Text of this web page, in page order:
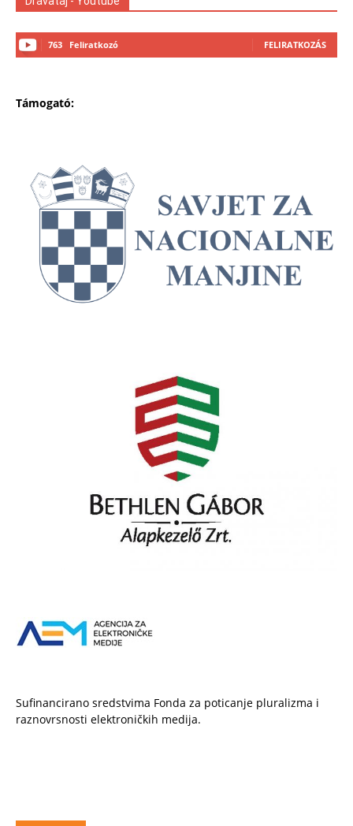
763 Feliratkozó FELIRATKOZÁS
Támogató:
Sufinancirano sredstvima Fonda za poticanje pluralizma i
raznovrsnosti elektroničkih medija.